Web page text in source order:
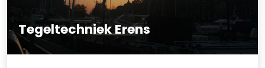
Tegeltechniek Erens